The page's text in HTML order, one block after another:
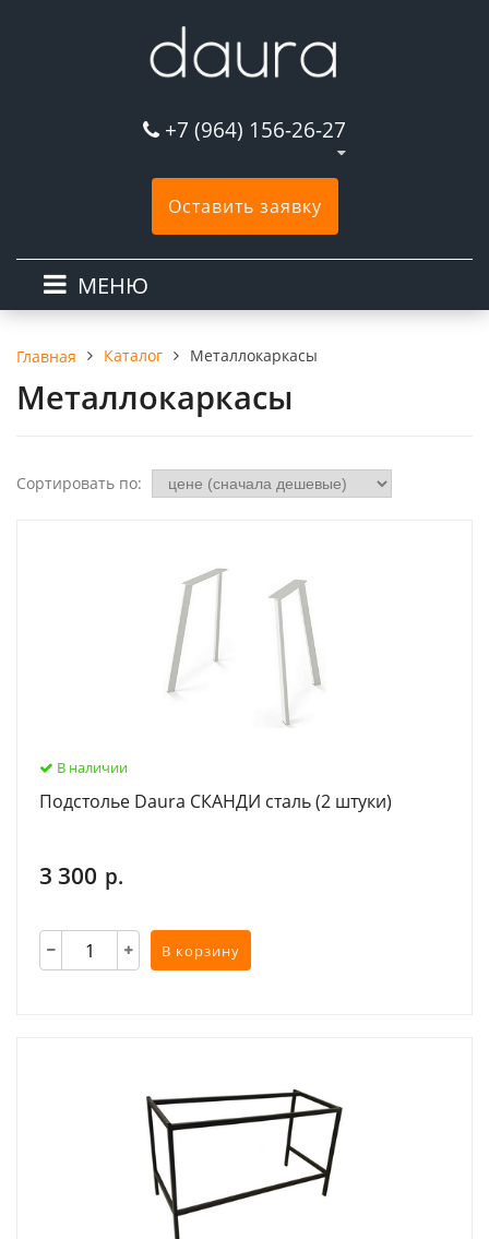
+7 (964) 156-26-27
Оставить заявку
МЕНЮ
Главная Каталог Металлокаркасы
Металлокаркасы
Сортировать по:
В наличии
Подстолье Daura СКАНДИ сталь (2 штуки)
3 300 р.
В корзину